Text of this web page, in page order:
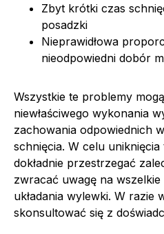
Zbyt krótki czas
posadzki
Nieprawidłowa
nieodpowiedni dobór
Wszystkie te problemy
niewłaściwego wykonania
zachowania odpowiednich
schnięcia. W celu
dokładnie przestrzegać
zwracać uwagę na wszelkie
układania wylewki. W razie
skonsultować się z